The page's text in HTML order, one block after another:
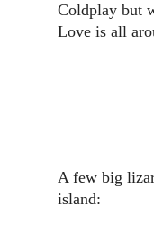
Coldplay but
Love is all
A few big
island: